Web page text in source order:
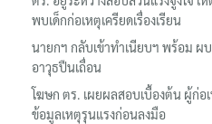
พบเด็กก่อเหตุเครียดเรื่องเรียน
นายกฯ กลับเข้าทำเนียบฯ พร้อม
อาวุธปืนเถื่อน
โฆษก ตร. เผยผลสอบเบื้องต้น ผู้ก่อ
ข้อมูลเหตุรุนแรงก่อนลงมือ